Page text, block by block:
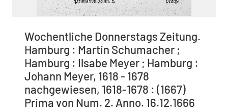
Wochentliche Donnerstags Zeitung.
Hamburg : Martin Schumacher ;
Hamburg : Ilsabe Meyer ; Hamburg :
Johann Meyer, 1618 - 1678
nachgewiesen, 1618-1678 : (1667)
Prima von Num. 2. Anno. 16.12.1666